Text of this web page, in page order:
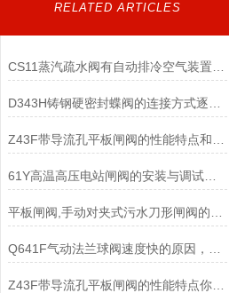
RELATED ARTICLES
61Y高温高压电站闸阀的安装与调试方式
Z43F带导流孔平板闸阀的性能特点你知道多少？